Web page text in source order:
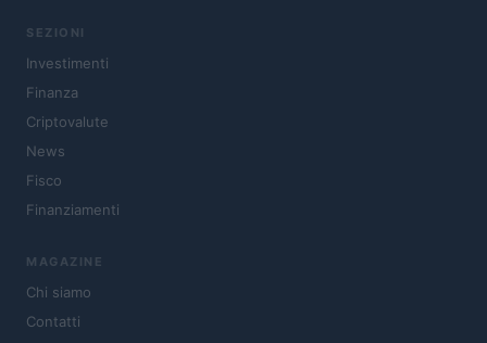
SEZIONI
Investimenti
Finanza
Criptovalute
News
Fisco
Finanziamenti
MAGAZINE
Chi siamo
Contatti